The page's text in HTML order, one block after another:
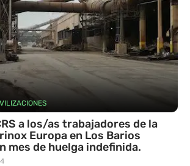
a los/as trabajadores de la
Europa en Los Barios
mes de huelga indefinida.